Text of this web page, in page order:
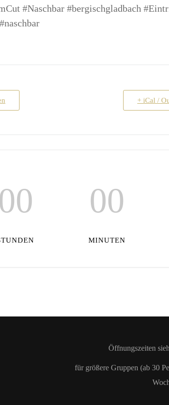
#Naschbar #bergischgladbach
+ iCal /
00 00
MINUTEN
Öffnungszeiten
für größere Gruppen (ab 30